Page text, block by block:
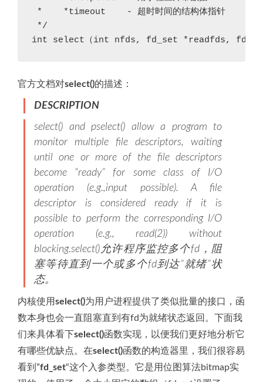
*    *timeout    - 超时时间的结构体指针
*/
int select（int nfds, fd_set *readfds,
官方文档对select()的描述：
DESCRIPTION
select() and pselect() allow a program to
monitor multiple file descriptors, waiting
until one or more of the file descriptors
become “ready” for some class of I/O
operation (e.g.,input possible). A file
descriptor is considered ready if it is
possible to perform the corresponding I/O
operation (e.g., read(2)) without
blocking.select()允许程序监控多个fd，阻
塞等待直到一个或多个fd到达”就绪”状
态。
内核使用select()为用户进程提供了类似批量的接口，函
数本身也会一直阻塞直到有fd为就绪状态返回。下面我
们来具体看下select()函数实现，以便我们更好地分析它
有哪些优缺点。在select()函数的构造器里，我们很容易
看到”fd_set“这个入参类型。它是用位图算法bitmap实